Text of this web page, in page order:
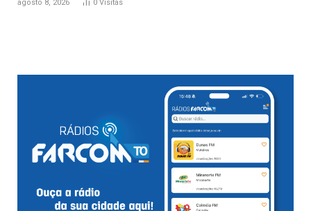
agosto 8, 2026 0 Visitas